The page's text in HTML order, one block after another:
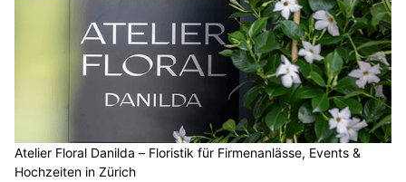
Atelier Floral Danilda – Floristik für Firmenanlässe, Events &
Hochzeiten in Zürich